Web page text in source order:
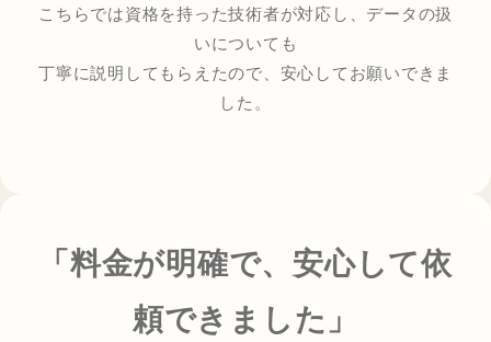
こちらでは資格を持った技術者が対応し、データの扱
いについても
丁寧に説明してもらえたので、安心してお願いできま
した。
「料金が明確で、安心して依
頼できました」